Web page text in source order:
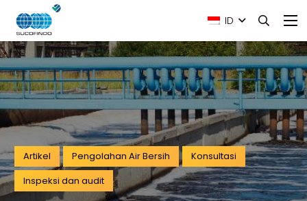
ID
Artikel Pengolahan Air Bersih
Konsultasi
Inspeksi dan audit